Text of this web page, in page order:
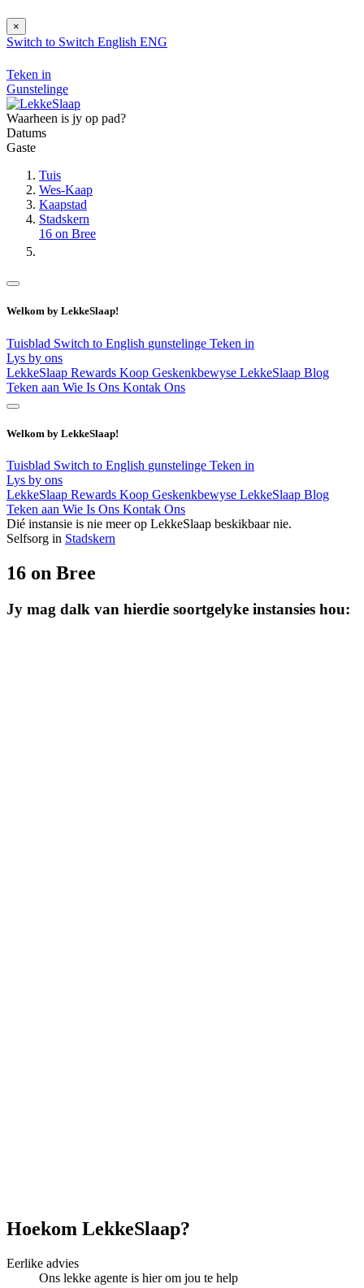
×
Switch to Switch English ENG
Teken in
Gunstelinge
Waarheen is jy op pad?
Datums
Gaste
Tuis
Wes-Kaap
Kaapstad
Stadskern
16 on Bree
Welkom by LekkeSlaap!
Tuisblad Switch to English gunstelinge Teken in
Lys by ons
LekkeSlaap Rewards Koop Geskenkbewyse LekkeSlaap Blog
Teken aan Wie Is Ons Kontak Ons
Welkom by LekkeSlaap!
Tuisblad Switch to English gunstelinge Teken in
Lys by ons
LekkeSlaap Rewards Koop Geskenkbewyse LekkeSlaap Blog
Teken aan Wie Is Ons Kontak Ons
Dié instansie is nie meer op LekkeSlaap beskikbaar nie.
Selfsorg in Stadskern
16 on Bree
Jy mag dalk van hierdie soortgelyke instansies hou:
Hoekom LekkeSlaap?
Eerlike advies
Ons lekke agente is hier om jou te help